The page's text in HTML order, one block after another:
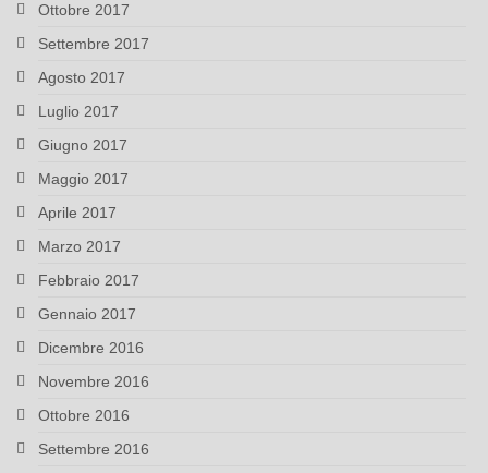
Ottobre 2017
Settembre 2017
Agosto 2017
Luglio 2017
Giugno 2017
Maggio 2017
Aprile 2017
Marzo 2017
Febbraio 2017
Gennaio 2017
Dicembre 2016
Novembre 2016
Ottobre 2016
Settembre 2016